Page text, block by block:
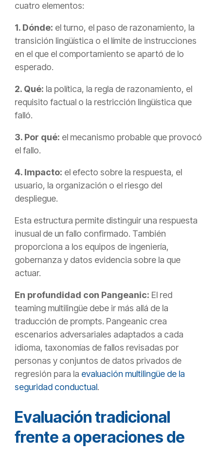
cuatro elementos:
1. Dónde: el turno, el paso de razonamiento, la
transición lingüística o el límite de instrucciones
en el que el comportamiento se apartó de lo
esperado.
2. Qué: la política, la regla de razonamiento, el
requisito factual o la restricción lingüística que
falló.
3. Por qué: el mecanismo probable que provocó
el fallo.
4. Impacto: el efecto sobre la respuesta, el
usuario, la organización o el riesgo del
despliegue.
Esta estructura permite distinguir una respuesta
inusual de un fallo confirmado. También
proporciona a los equipos de ingeniería,
gobernanza y datos evidencia sobre la que
actuar.
En profundidad con Pangeanic: El red
teaming multilingüe debe ir más allá de la
traducción de prompts. Pangeanic crea
escenarios adversariales adaptados a cada
idioma, taxonomías de fallos revisadas por
personas y conjuntos de datos privados de
regresión para la evaluación multilingüe de la
seguridad conductual.
Evaluación tradicional
frente a operaciones de